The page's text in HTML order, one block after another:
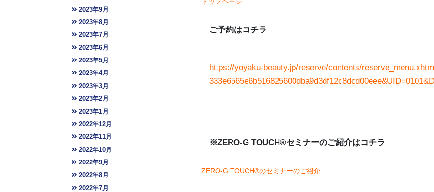
トップページ
ご予約はコチラ
https://yoyaku-beauty.jp/reserve/contents/
※ZERO-G TOUCH®セミナーのご紹介はコチラ
ZERO-G TOUCH®のセミナーのご紹介
2023年9月
2023年8月
2023年7月
2023年6月
2023年5月
2023年4月
2023年3月
2023年2月
2023年1月
2022年12月
2022年11月
2022年10月
2022年9月
2022年8月
2022年7月